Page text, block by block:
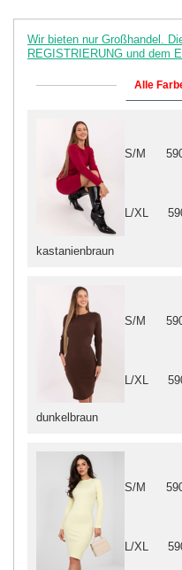
Wir bieten nur Großhandel.
REGISTRIERUNG und dem
Alle
dunkelbraun
S/M
L/XL
S/M
L/XL
kastanienbraun
S/M
L/XL